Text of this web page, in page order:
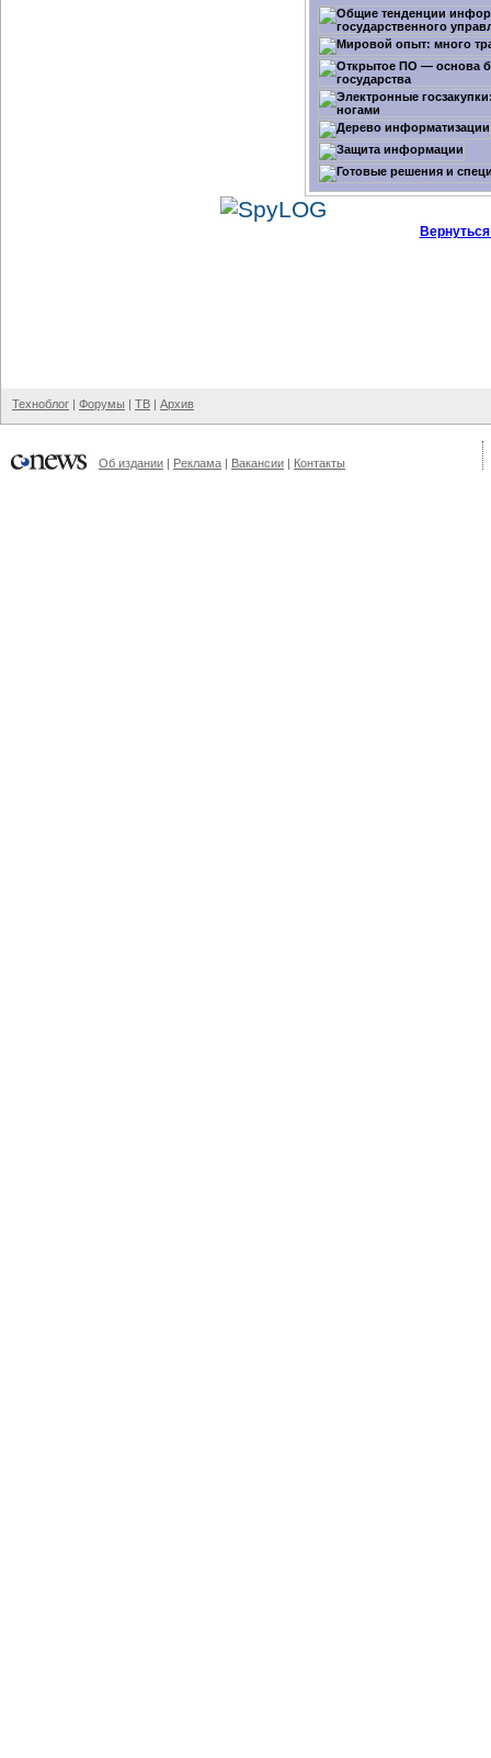
Техноблог | Форумы | ТВ | Архив
Об издании | Реклама | Вакансии | Контакты